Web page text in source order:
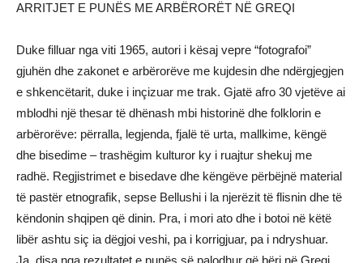
ARRITJET E PUNËS ME ARBËRORËT NË GREQI
Duke filluar nga viti 1965, autori i kësaj vepre “fotografoi”
gjuhën dhe zakonet e arbërorëve me kujdesin dhe ndërgjegjen
e shkencëtarit, duke i inçizuar me trak. Gjatë afro 30 vjetëve ai
mblodhi një thesar të dhënash mbi historinë dhe folklorin e
arbërorëve: përralla, legjenda, fjalë të urta, mallkime, këngë
dhe bisedime – trashëgim kulturor ky i ruajtur shekuj me
radhë. Regjistrimet e bisedave dhe këngëve përbëjnë material
të pastër etnografik, sepse Bellushi i la njerëzit të flisnin dhe të
këndonin shqipen që dinin. Pra, i mori ato dhe i botoi në këtë
libër ashtu siç ia dëgjoi veshi, pa i korrigjuar, pa i ndryshuar.
Ja, disa nga rezultatet e punës së palodhur që bëri në Greqi.